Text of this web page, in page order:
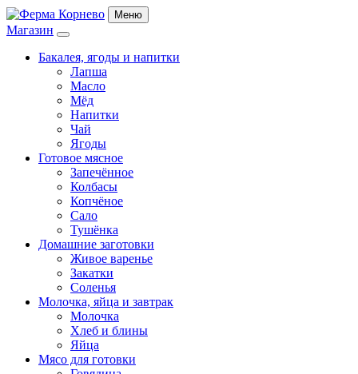
Меню
Магазин
Бакалея, ягоды и напитки
Лапша
Масло
Мёд
Напитки
Чай
Ягоды
Готовое мясное
Запечённое
Колбасы
Копчёное
Сало
Тушёнка
Домашние заготовки
Живое варенье
Закатки
Соленья
Молочка, яйца и завтрак
Молочка
Хлеб и блины
Яйца
Мясо для готовки